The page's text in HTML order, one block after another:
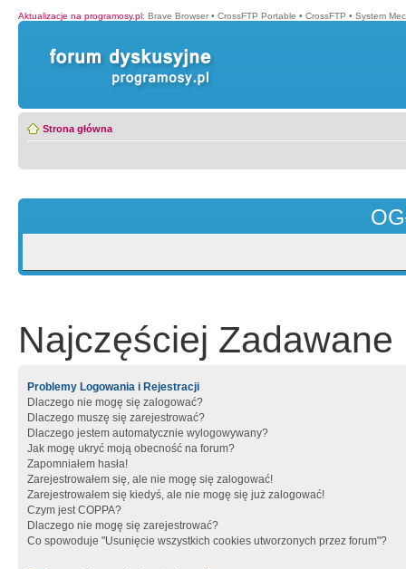
Aktualizacje na programosy.pl: Brave Browser • CrossFTP Portable • CrossFTP • System
Strona główna
Najczęściej Zadawane
Problemy Logowania i Rejestracji
Dlaczego nie mogę się zalogować?
Dlaczego muszę się zarejestrować?
Dlaczego jestem automatycznie wylogowywany?
Jak mogę ukryć moją obecność na forum?
Zapomniałem hasła!
Zarejestrowałem się, ale nie mogę się zalogować!
Zarejestrowałem się kiedyś, ale nie mogę się już zalogować!
Czym jest COPPA?
Dlaczego nie mogę się zarejestrować?
Co spowoduje "Usunięcie wszystkich cookies utworzonych przez forum"?